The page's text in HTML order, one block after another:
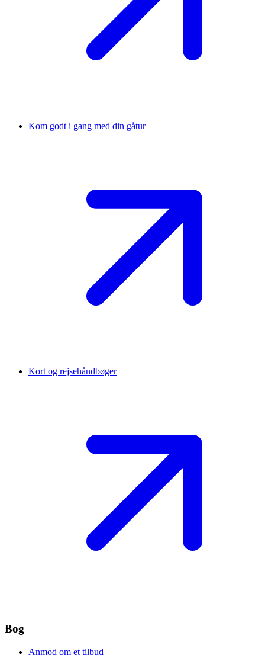
Kom godt i gang med din gåtur
Kort og rejsehåndbøger
Bog
Anmod om et tilbud